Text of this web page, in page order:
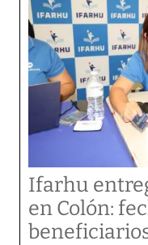
Ifarhu
en Colón: